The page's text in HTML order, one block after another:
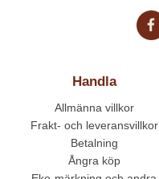
Handla
Allmänna villkor
Frakt- och leveransvillkor
Betalning
Ångra köp